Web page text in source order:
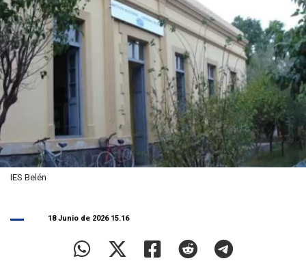
IES Belén
18 Junio de 2026 15.16